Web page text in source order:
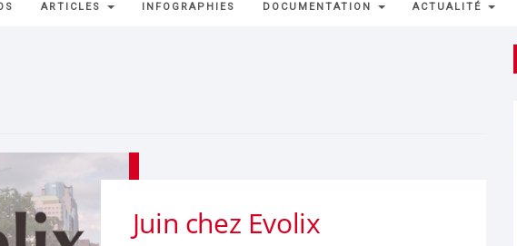
ARTICLES INFOGRAPHIES DOCUMENTATION ACTUALITÉ
Juin chez Evolix